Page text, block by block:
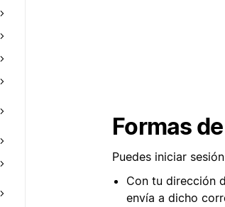
Formas
Puedes iniciar
Con tu dirección
envía a dicho